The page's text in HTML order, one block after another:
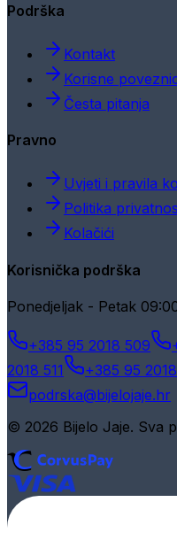
Podrška
Kontakt
Korisne
Česta pitanja
Pravno
Uvjeti i pravila
Politika
Kolačići
Korisnička podrška
Ponedjeljak - Petak
+385 95 2018 509
2018 511
+385 95
podrska@bijelojaje.hr
© 2026 Bijelo Jaje. Sva